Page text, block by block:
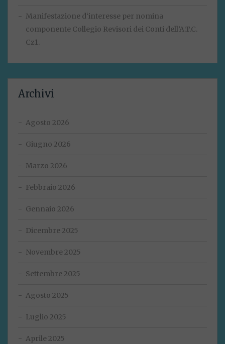
Manifestazione d‘interesse per nomina
componente Collegio Revisori dei Conti dell’A.T.C.
Cz1.
Archivi
Agosto 2026
Giugno 2026
Marzo 2026
Febbraio 2026
Gennaio 2026
Dicembre 2025
Novembre 2025
Settembre 2025
Agosto 2025
Luglio 2025
Aprile 2025